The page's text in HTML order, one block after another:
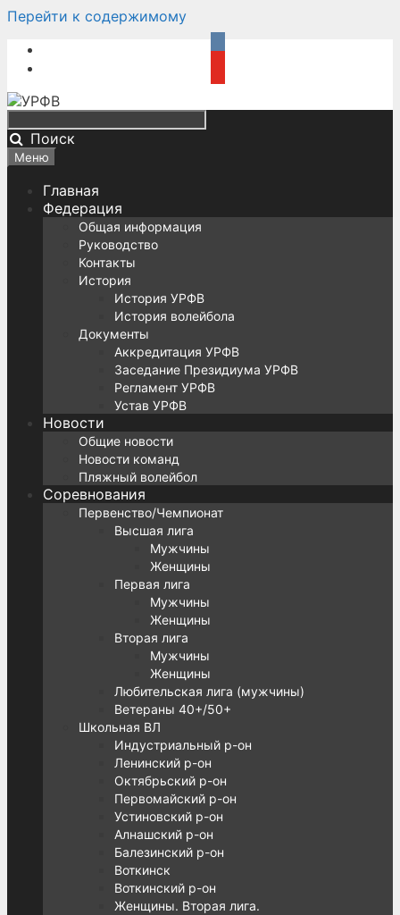
Перейти к содержимому
Поиск
Меню
Главная
Федерация
Общая информация
Руководство
Контакты
История
История УРФВ
История волейбола
Документы
Аккредитация УРФВ
Заседание Президиума УРФВ
Регламент УРФВ
Устав УРФВ
Новости
Общие новости
Новости команд
Пляжный волейбол
Соревнования
Первенство/Чемпионат
Высшая лига
Мужчины
Женщины
Первая лига
Мужчины
Женщины
Вторая лига
Мужчины
Женщины
Любительская лига (мужчины)
Ветераны 40+/50+
Школьная ВЛ
Индустриальный р-он
Ленинский р-он
Октябрьский р-он
Первомайский р-он
Устиновский р-он
Алнашский р-он
Балезинский р-он
Воткинск
Воткинский р-он
Женщины. Вторая лига.